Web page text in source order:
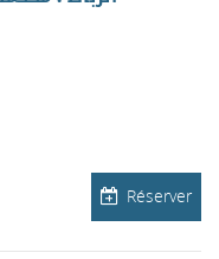
Réserver